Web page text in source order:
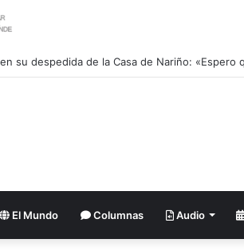
El Mundo Columnas Audio